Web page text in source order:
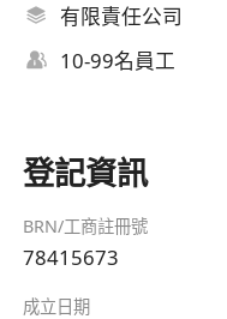
有限責任公司
10-99名員工
登記資訊
BRN/工商註冊號
78415673
成立日期